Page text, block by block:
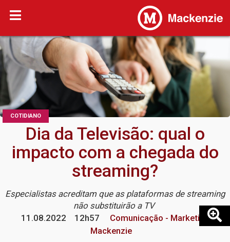
COTIDIANO
Dia da Televisão: qual o
impacto com a chegada do
streaming?
Especialistas acreditam que as plataformas de streaming
não substituirão a TV
11.08.2022
12h57
Comunicação - Marketing
Mackenzie